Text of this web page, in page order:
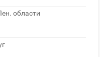
области